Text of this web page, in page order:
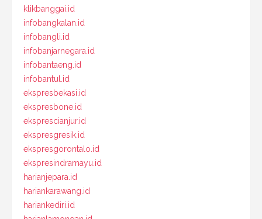
klikbanggai.id
infobangkalan.id
infobangli.id
infobanjarnegara.id
infobantaeng.id
infobantul.id
ekspresbekasi.id
ekspresbone.id
eksprescianjur.id
ekspresgresik.id
ekspresgorontalo.id
ekspresindramayu.id
harianjepara.id
hariankarawang.id
hariankediri.id